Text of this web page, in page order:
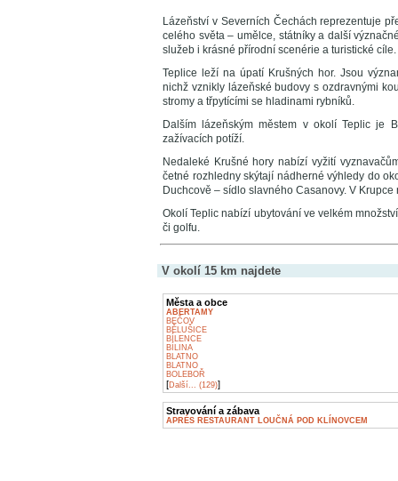
Lázeňství v Severních Čechách reprezentuje
celého světa – umělce, státníky a další
služeb i krásné přírodní scenérie a turistické cíle.
Teplice leží na úpatí Krušných hor. Jsou
nichž vznikly lázeňské budovy s ozdravnými
stromy a třpytícími se hladinami rybníků.
Dalším lázeňským městem v okolí Teplic je
zažívacích potíží.
Nedaleké Krušné hory nabízí vyžití
četné rozhledny skýtají nádherné výhledy do
Duchcově – sídlo slavného Casanovy. V
Okolí Teplic nabízí ubytování ve velkém
či golfu.
V okolí 15 km najdete
Města a obce
ABERTAMY
BEČOV
BĚLUŠICE
BÍLENCE
BÍLINA
BLATNO
BLATNO
BOLEBOŘ
[Další... (129)]
Stravování a zábava
APRÉS RESTAURANT LOUČNÁ POD KLÍNOVCEM